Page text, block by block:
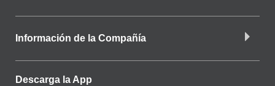
Información de la Compañía
Descarga la App